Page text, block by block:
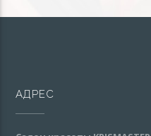
АДРЕС